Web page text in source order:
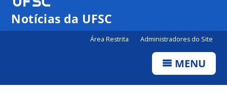
Notícias da UFSC
Área Restrita Administradores do Site
MENU